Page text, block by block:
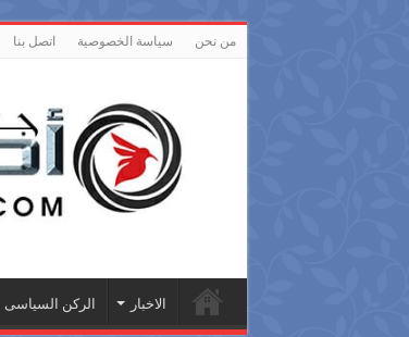
من نحن سياسة الخصوصية اتصل بنا
الاخبار الركن السياسى